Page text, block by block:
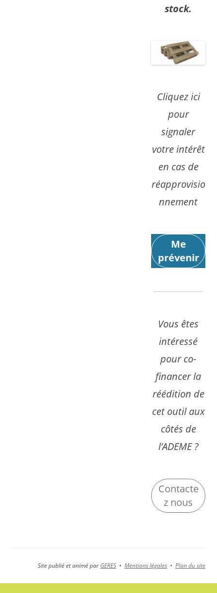
stock.
Cliquez ici
pour
signaler
votre intérêt
en cas de
réapprovisio
nnement
Me
prévenir
Vous êtes
intéressé
pour co-
financer la
réédition de
cet outil aux
côtés de
l’ADEME ?
Contacte
z nous
Site publié et animé par GERES • Mentions légales • Plan du site